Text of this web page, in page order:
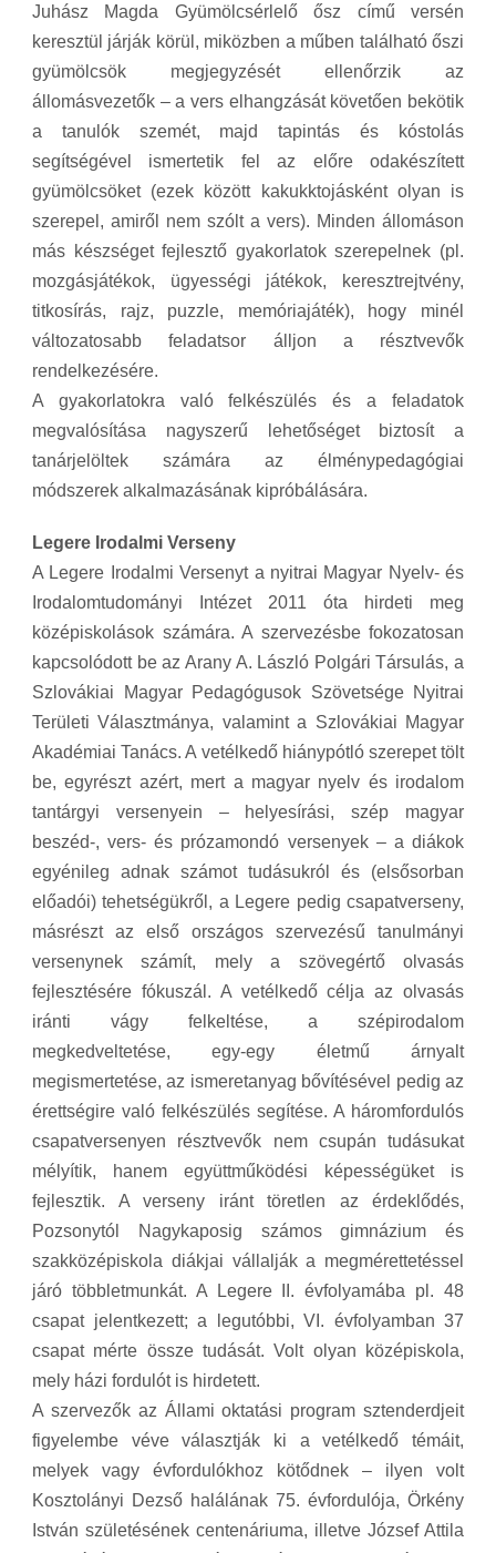
Juhász Magda Gyümölcsérlelő ősz című versén
keresztül járják körül, miközben a műben található őszi
gyümölcsök megjegyzését ellenőrzik az
állomásvezetők – a vers elhangzását követően bekötik
a tanulók szemét, majd tapintás és kóstolás
segítségével ismertetik fel az előre odakészített
gyümölcsöket (ezek között kakukktojásként olyan is
szerepel, amiről nem szólt a vers). Minden állomáson
más készséget fejlesztő gyakorlatok szerepelnek (pl.
mozgásjátékok, ügyességi játékok, keresztrejtvény,
titkosírás, rajz, puzzle, memóriajáték), hogy minél
változatosabb feladatsor álljon a résztvevők
rendelkezésére.
A gyakorlatokra való felkészülés és a feladatok
megvalósítása nagyszerű lehetőséget biztosít a
tanárjelöltek számára az élménypedagógiai
módszerek alkalmazásának kipróbálására.
Legere Irodalmi Verseny
A Legere Irodalmi Versenyt a nyitrai Magyar Nyelv- és
Irodalomtudományi Intézet 2011 óta hirdeti meg
középiskolások számára. A szervezésbe fokozatosan
kapcsolódott be az Arany A. László Polgári Társulás, a
Szlovákiai Magyar Pedagógusok Szövetsége Nyitrai
Területi Választmánya, valamint a Szlovákiai Magyar
Akadémiai Tanács. A vetélkedő hiánypótló szerepet tölt
be, egyrészt azért, mert a magyar nyelv és irodalom
tantárgyi versenyein – helyesírási, szép magyar
beszéd-, vers- és prózamondó versenyek – a diákok
egyénileg adnak számot tudásukról és (elsősorban
előadói) tehetségükről, a Legere pedig csapatverseny,
másrészt az első országos szervezésű tanulmányi
versenynek számít, mely a szövegértő olvasás
fejlesztésére fókuszál. A vetélkedő célja az olvasás
iránti vágy felkeltése, a szépirodalom
megkedveltetése, egy-egy életmű árnyalt
megismertetése, az ismeretanyag bővítésével pedig az
érettségire való felkészülés segítése. A háromfordulós
csapatversenyen résztvevők nem csupán tudásukat
mélyítik, hanem együttműködési képességüket is
fejlesztik. A verseny iránt töretlen az érdeklődés,
Pozsonytól Nagykaposig számos gimnázium és
szakközépiskola diákjai vállalják a megmérettetéssel
járó többletmunkát. A Legere II. évfolyamába pl. 48
csapat jelentkezett; a legutóbbi, VI. évfolyamban 37
csapat mérte össze tudását. Volt olyan középiskola,
mely házi fordulót is hirdetett.
A szervezők az Állami oktatási program sztenderdjeit
figyelembe véve választják ki a vetélkedő témáit,
melyek vagy évfordulókhoz kötődnek – ilyen volt
Kosztolányi Dezső halálának 75. évfordulója, Örkény
István születésének centenáriuma, illetve József Attila